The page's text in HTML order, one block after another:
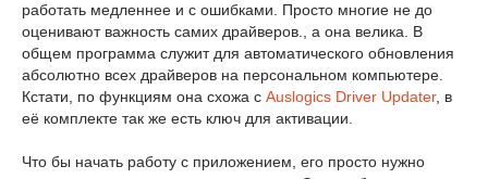
работать медленнее и с ошибками. Просто многие не до
оценивают важность самих драйверов., а она велика. В
общем программа служит для автоматического обновления
абсолютно всех драйверов на персональном компьютере.
Кстати, по функциям она схожа с Auslogics Driver Updater, в
её комплекте так же есть ключ для активации.
Что бы начать работу с приложением, его просто нужно